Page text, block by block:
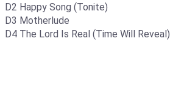
D2 Happy Song (Tonite)
D3 Motherlude
D4 The Lord Is Real (Time Will Reveal)